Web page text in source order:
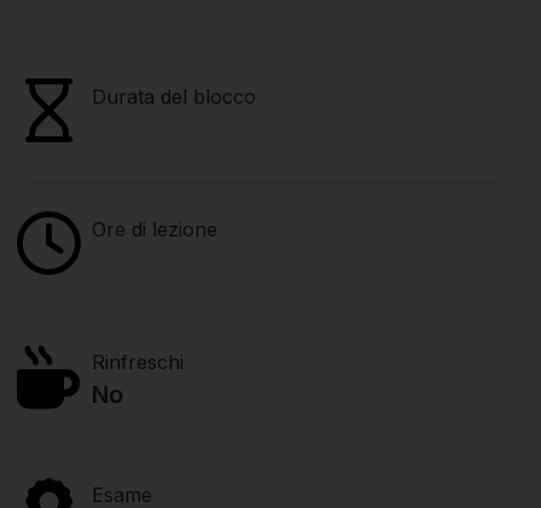
Durata del blocco
Ore di lezione
Rinfreschi
No
Esame